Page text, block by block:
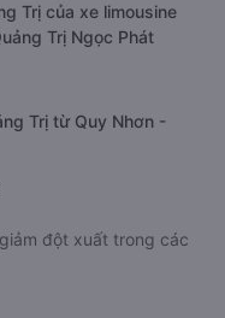
Trị của xe limousine
Trị Ngọc Phát
Trị từ Quy Nhơn -
đột xuất trong các